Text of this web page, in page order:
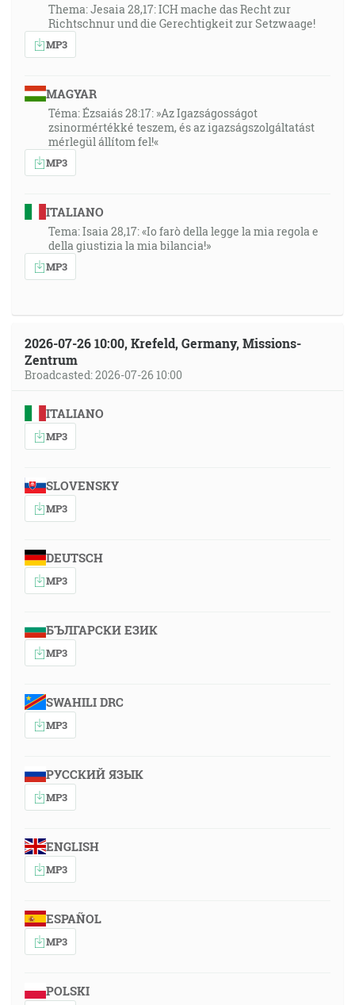
Thema: Jesaia 28,17: ICH mache das Recht zur
Richtschnur und die Gerechtigkeit zur Setzwaage!
MP3
MAGYAR
Téma: Ézsaiás 28:17: »Az Igazságosságot
zsinormértékké teszem, és az igazságszolgáltatást
mérlegül állítom fel!«
MP3
ITALIANO
Tema: Isaia 28,17: «Io farò della legge la mia regola e
della giustizia la mia bilancia!»
MP3
2026-07-26 10:00, Krefeld, Germany, Missions-
Zentrum
Broadcasted: 2026-07-26 10:00
ITALIANO
MP3
SLOVENSKY
MP3
DEUTSCH
MP3
БЪЛГАРСКИ ЕЗИК
MP3
SWAHILI DRC
MP3
РУССКИЙ ЯЗЫК
MP3
ENGLISH
MP3
ESPAÑOL
MP3
POLSKI